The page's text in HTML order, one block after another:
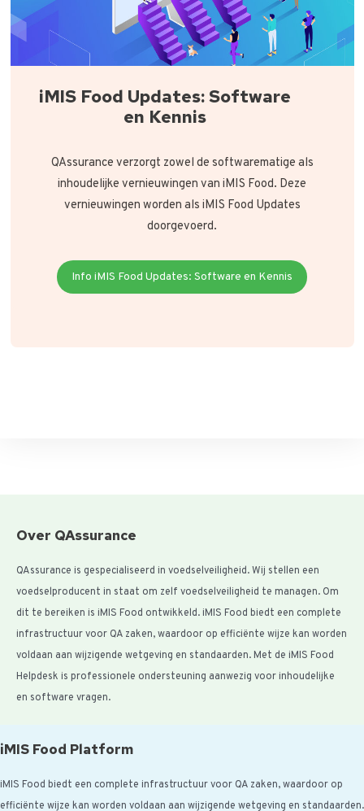
iMIS Food Updates: Software
en Kennis
QAssurance verzorgt zowel de softwarematige als
inhoudelijke vernieuwingen van iMIS Food. Deze
vernieuwingen worden als iMIS Food Updates
doorgevoerd.
Info iMIS Food Updates: Software en Kennis
Over QAssurance
QAssurance is gespecialiseerd in voedselveiligheid. Wij stellen een
voedselproducent in staat om zelf voedselveiligheid te managen. Om
dit te bereiken is iMIS Food ontwikkeld. iMIS Food biedt een complete
infrastructuur voor QA zaken, waardoor op efficiënte wijze kan worden
voldaan aan wijzigende wetgeving en standaarden. Met de iMIS Food
Helpdesk is professionele ondersteuning aanwezig voor inhoudelijke
en software vragen.
iMIS Food Platform
iMIS Food biedt een complete infrastructuur voor QA zaken, waardoor op
efficiënte wijze kan worden voldaan aan wijzigende wetgeving en standaarden.